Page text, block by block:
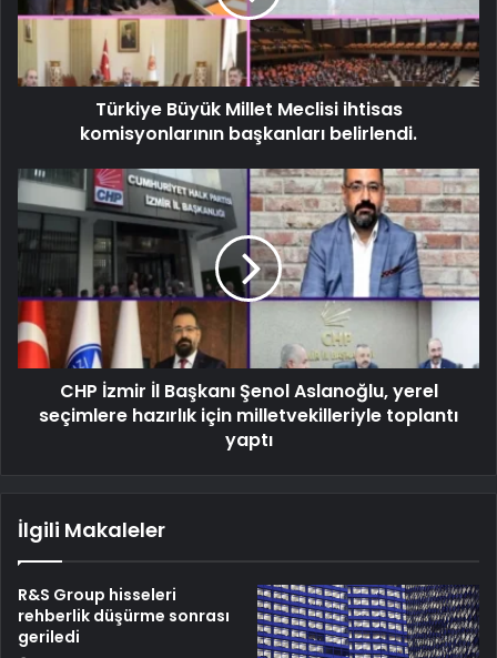
Türkiye Büyük Millet Meclisi ihtisas
komisyonlarının başkanları belirlendi.
CHP İzmir İl Başkanı Şenol Aslanoğlu, yerel
seçimlere hazırlık için milletvekilleriyle toplantı
yaptı
İlgili Makaleler
R&S Group hisseleri
rehberlik düşürme sonrası
geriledi